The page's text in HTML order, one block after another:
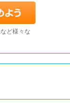
ど様々な